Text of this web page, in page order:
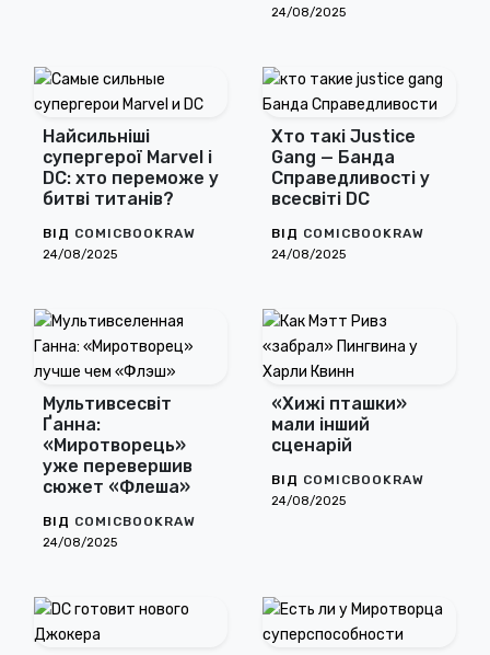
24/08/2025
Найсильніші
супергерої Marvel і
DC: хто переможе у
битві титанів?
ВІД COMICBOOKRAW
24/08/2025
Хто такі Justice
Gang — Банда
Справедливості у
всесвіті DC
ВІД COMICBOOKRAW
24/08/2025
Мультивсесвіт
Ґанна:
«Миротворець»
уже перевершив
сюжет «Флеша»
ВІД COMICBOOKRAW
24/08/2025
«Хижі пташки»
мали інший
сценарій
ВІД COMICBOOKRAW
24/08/2025